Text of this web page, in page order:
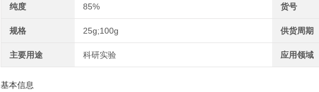
纯度 85% 货号
规格 25g;100g 供货周期
主要用途 科研实验 应用领域
基本信息